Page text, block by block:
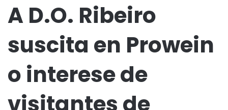
A D.O. Ribeiro
suscita en Prowein
o interese de